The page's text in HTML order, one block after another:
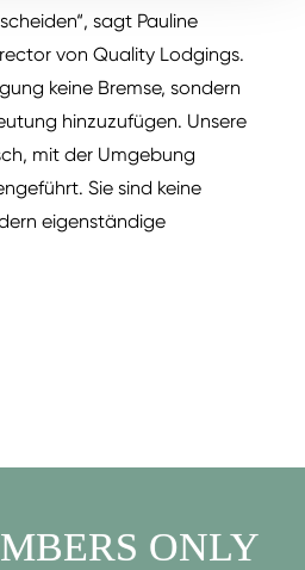
sagt Pauline
von Quality Lodgings.
keine Bremse, sondern
hinzuzufügen. Unsere
mit der Umgebung
Sie sind keine
eigenständige
ONLY